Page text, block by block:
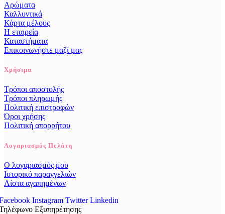
Αρώματα
Καλλυντικά
Κάρτα μέλους
Η εταιρεία
Καταστήματα
Επικοινωνήστε μαζί μας
Χρήσιμα
Τρόποι αποστολής
Τρόποι πληρωμής
Πολιτική επιστροφών
Όροι χρήσης
Πολιτική απορρήτου
Λογαριασμός Πελάτη
Ο λογαριασμός μου
Ιστορικό παραγγελιών
Λίστα αγαπημένων
Instagram Twitter Linkedin
Εξυπηρέτησης